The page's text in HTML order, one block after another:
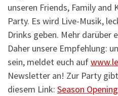
unseren Friends, Family and
Party. Es wird Live-Musik,
Drinks geben. Mehr darüber
Daher unsere Empfehlung:
sein, meldet euch auf
Newsletter an! Zur Party
diesem Link: Season